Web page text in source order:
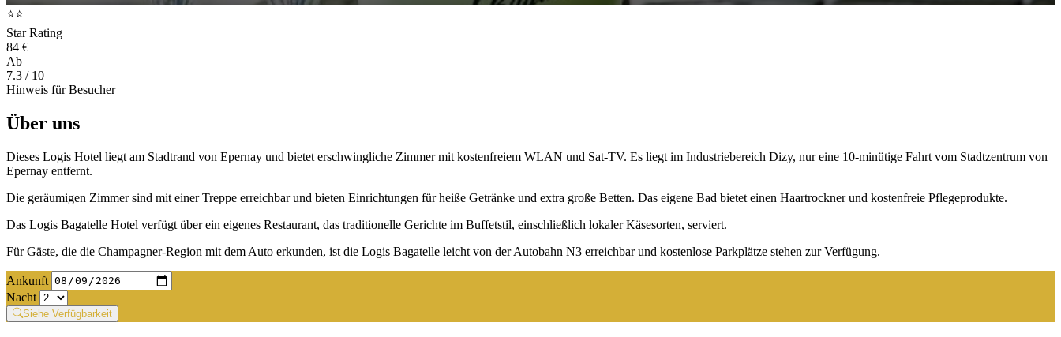
⭐⭐
Star Rating
84 €
Ab
7.3 / 10
Hinweis für Besucher
Über uns
Dieses Logis Hotel liegt am Stadtrand von Epernay und bietet erschwingliche Zimmer mit kostenfreiem WLAN und Sat-TV. Es liegt im Industriebereich Dizy, nur eine 10-minütige Fahrt vom Stadtzentrum von
Epernay entfernt.
Die geräumigen Zimmer sind mit einer Treppe erreichbar und bieten Einrichtungen für heiße Getränke und extra große Betten. Das eigene Bad bietet einen Haartrockner und kostenfreie Pflegeprodukte.
Das Logis Bagatelle Hotel verfügt über ein eigenes Restaurant, das traditionelle Gerichte im Buffetstil, einschließlich lokaler Käsesorten, serviert.
Für Gäste, die die Champagner-Region mit dem Auto erkunden, ist die Logis Bagatelle leicht von der Autobahn N3 erreichbar und kostenlose Parkplätze stehen zur Verfügung.
Ankunft
Nacht
Siehe Verfügbarkeit